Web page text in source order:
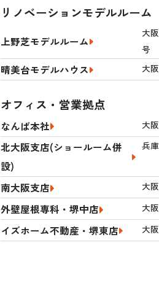
リノベーションモデルルーム
上野芝モデルルーム
大
号
晴美台モデルハウス 大
オフィス・営業拠点
なんば本社 大
北大阪支店(ショールーム併
設)
兵
南大阪支店 大
外壁屋根専科・堺中店 大
イズホーム不動産・堺東店 大